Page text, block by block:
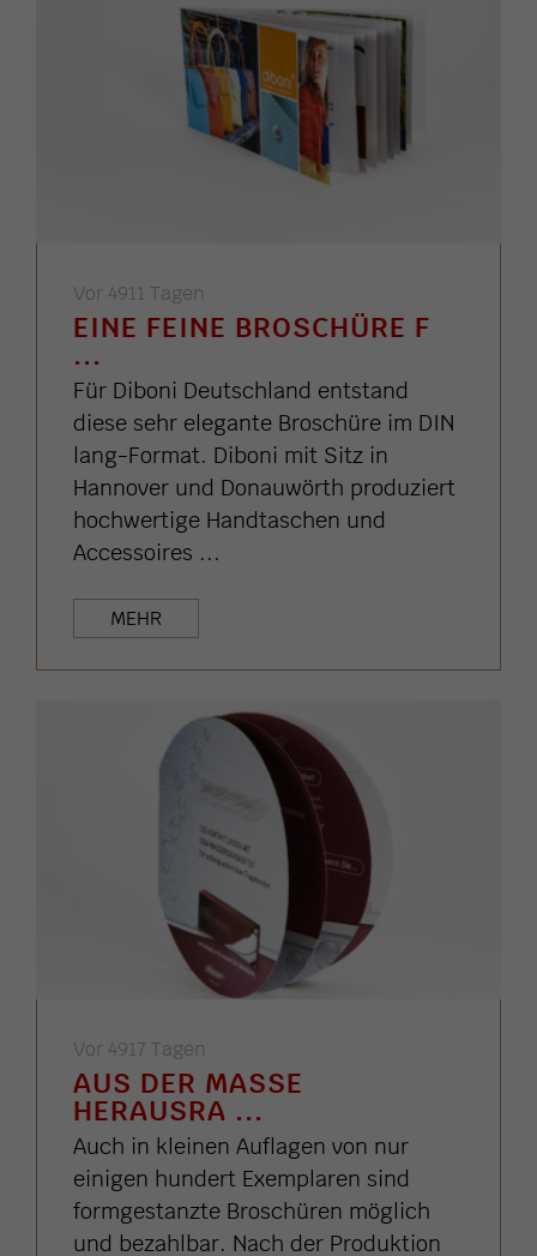
Vor 4911 Tagen
EINE FEINE BROSCHÜRE F
...
Für Diboni Deutschland entstand
diese sehr elegante Broschüre im DIN
lang-Format. Diboni mit Sitz in
Hannover und Donauwörth produziert
hochwertige Handtaschen und
Accessoires ...
MEHR
Vor 4917 Tagen
AUS DER MASSE
HERAUSRA ...
Auch in kleinen Auflagen von nur
einigen hundert Exemplaren sind
formgestanzte Broschüren möglich
und bezahlbar. Nach der Produktion